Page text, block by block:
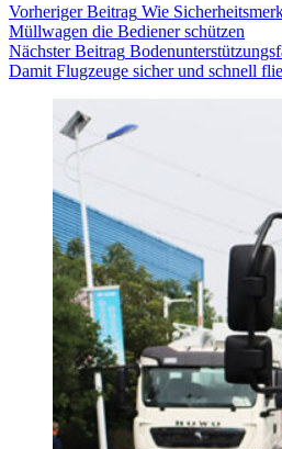
VorherigerBeitrag Wie
Müllwagen die Bediener schützen
NächsterBeitrag
Damit Flugzeuge sicher und schnell